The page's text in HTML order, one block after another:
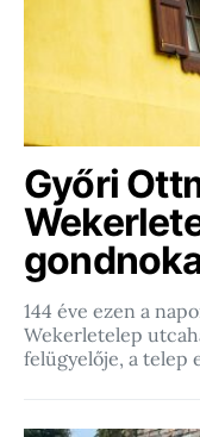
Győri
144 éve ezen a
Wekerletelep
felügyelője, a telep